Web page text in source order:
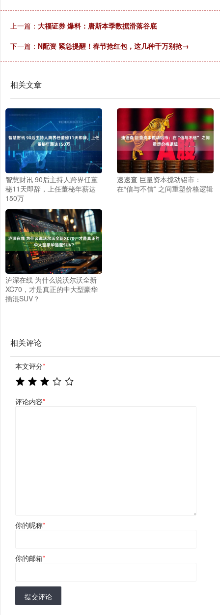
上一篇： 大福证券 爆料：唐斯本季数据滑落谷底
下一篇： N配资 紧急提醒！春节抢红包，这几种千万别抢→
相关文章
智慧财讯 90后主持人跨界任董
秘11天即辞，上任董秘年薪达
150万
速速查 巨量资本搅动铝市：
在“信与不信” 之间重塑价格逻辑
泸深在线 为什么说沃尔沃全新
XC70，才是真正的中大型豪华
插混SUV？
相关评论
本文评分*
评论内容*
你的昵称*
你的邮箱*
提交评论